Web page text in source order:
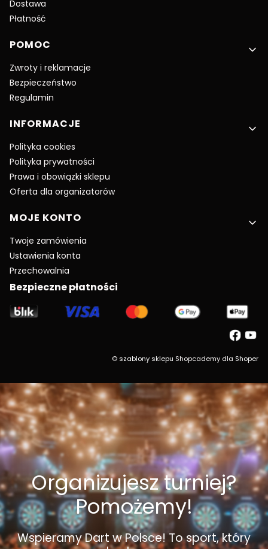
Dostawa
Płatność
POMOC
Zwroty i reklamacje
Bezpieczeństwo
Regulamin
INFORMACJE
Polityka cookies
Polityka prywatności
Prawa i obowiązki sklepu
Oferta dla organizatorów
MOJE KONTO
Twoje zamówienia
Ustawienia konta
Przechowalnia
Bezpieczne płatności
©szablony sklepu Shopcademy dla Shoper
Organizujesz turniej?
Pomożemy!
Wspieramy Dart w Polsce! To sport, który